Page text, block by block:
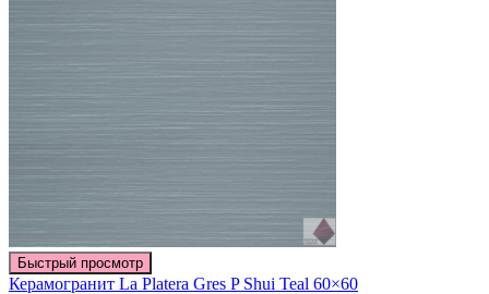
Быстрый просмотр
Керамогранит La Platera Gres P Shui Teal 60×60